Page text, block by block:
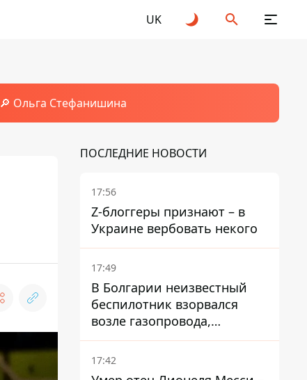
UK
🔎 Ольга Стефанишина
ПОСЛЕДНИЕ НОВОСТИ
17:56
Z-блоггеры признают – в
Украине вербовать некого
17:49
В Болгарии неизвестный
беспилотник взорвался
возле газопровода,
которым поставляют газ в
Украину
17:42